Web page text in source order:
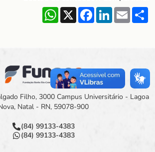
WhatsApp
X FacebookLinkedIn
Email
Filho, 3000 Campus Universitário - Lagoa
Natal - RN, 59078-900
(84) 99133-4383
(84) 99133-4383